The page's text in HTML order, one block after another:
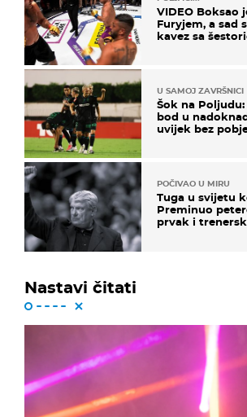
VIDEO Boksao
Furyjem, a sad
kavez sa
U SAMOJ ZAVRŠNICI
Šok na
bod u
uvijek bez
POČIVAO U MIRU
Tuga u svijetu
Preminuo
prvak i
Nastavi čitati